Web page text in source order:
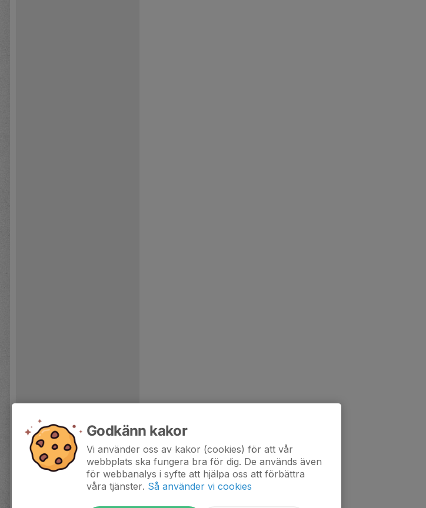
Godkänn kakor
Vi använder oss av kakor (cookies) för att vår
webbplats ska fungera bra för dig. De används även
för webbanalys i syfte att hjälpa oss att förbättra
våra tjänster. Så använder vi cookies